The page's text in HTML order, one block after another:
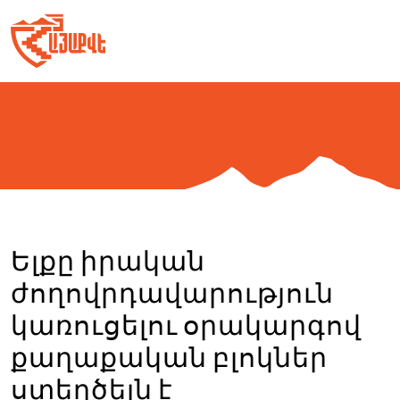
to
content
Ելքը իրական
ժողովրդավարություն
կառուցելու օրակարգով
քաղաքական բլոկներ
ստեղծելն է